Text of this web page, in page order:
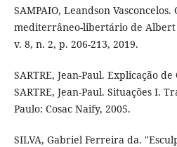
SAMPAIO, Leandson Vasconcelos.
mediterrâneo-libertário de Albert
v. 8, n. 2, p. 206-213, 2019.
SARTRE, Jean-Paul. Explicação
SARTRE, Jean-Paul. Situações I.
Paulo: Cosac Naify, 2005.
SILVA, Gabriel Ferreira da.